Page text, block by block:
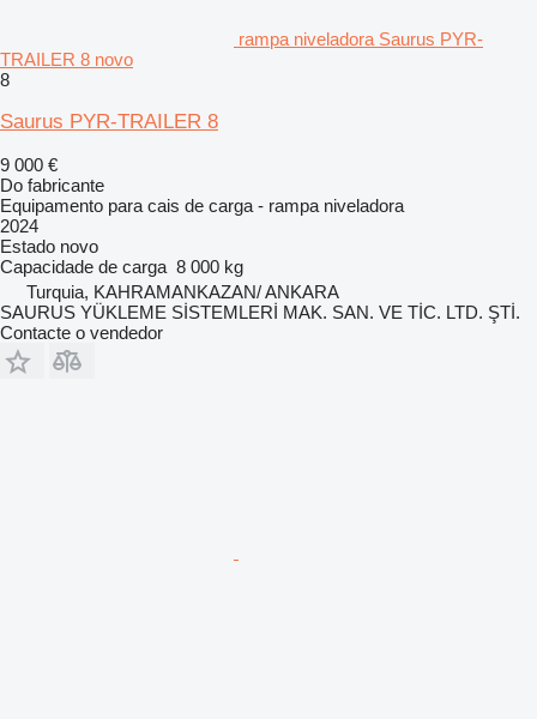
rampa niveladora Saurus PYR-
TRAILER 8 novo
8
Saurus PYR-TRAILER 8
9 000 €
Do fabricante
Equipamento para cais de carga - rampa niveladora
2024
Estado novo
Capacidade de carga 8 000 kg
Turquia, KAHRAMANKAZAN/ ANKARA
SAURUS YÜKLEME SİSTEMLERİ MAK. SAN. VE TİC. LTD. ŞTİ.
Contacte o vendedor